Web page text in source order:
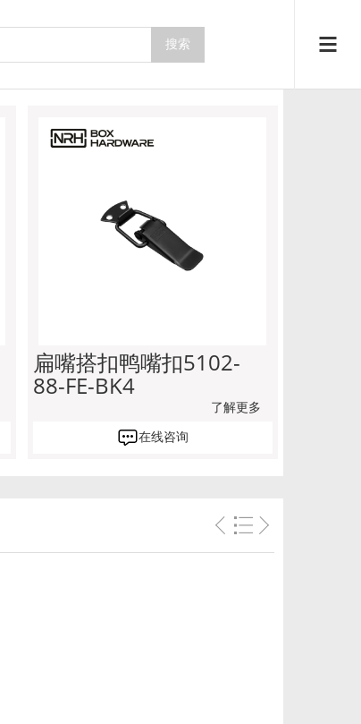
主页 产品中心 搭扣系列
扁嘴搭扣鸭嘴扣5102-
88-FE-BK4
了解更多
在线咨询